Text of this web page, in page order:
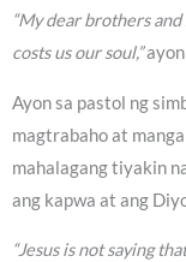
“My dear brothers
costs us our soul,”ayon
Ayon sa pastol ng
magtrabaho at
mahalagang tiyakin
ang kapwa at ang
“Jesus is not saying